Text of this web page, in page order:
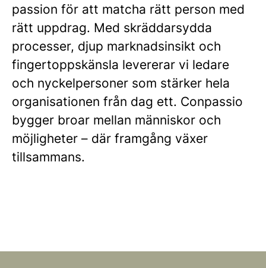
passion för att matcha rätt person med
rätt uppdrag. Med skräddarsydda
processer, djup marknadsinsikt och
fingertoppskänsla levererar vi ledare
och nyckelpersoner som stärker hela
organisationen från dag ett. Conpassio
bygger broar mellan människor och
möjligheter – där framgång växer
tillsammans.